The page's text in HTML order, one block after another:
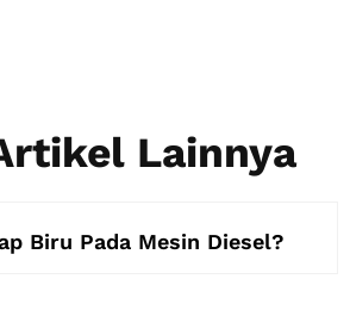
Lainnya
Biru Pada Mesin Diesel?